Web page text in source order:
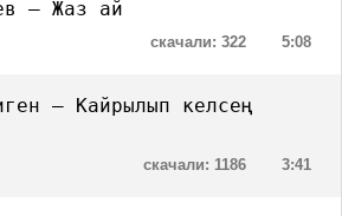
— Жаз ай
5:08
скачали: 322
— Кайрылып келсең
3:41
скачали: 1186